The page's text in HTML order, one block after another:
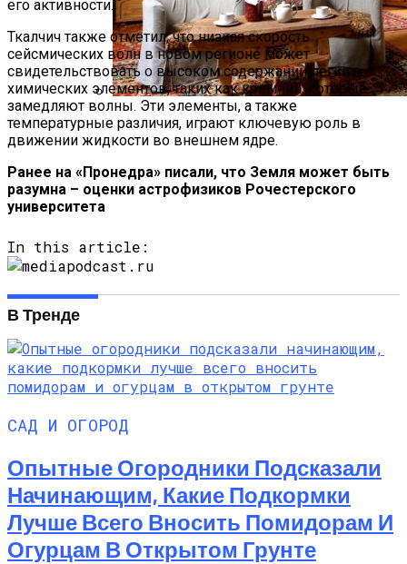
Русский Стиль: Архитектура, Интерьер
И Другие Особенности Этого
его активности.
Ткалчич также отметил, что низкая скорость
сейсмических волн в новом регионе может
свидетельствовать о высоком содержании лёгких
химических элементов, таких как кремний, которые
замедляют волны. Эти элементы, а также
температурные различия, играют ключевую роль в
движении жидкости во внешнем ядре.
Ранее на «Пронедра» писали, что Земля может быть
разумна – оценки астрофизиков Рочестерского
университета
In this article:
В Тренде
САД И ОГОРОД
Опытные Огородники Подсказали
Начинающим, Какие Подкормки
Лучше Всего Вносить Помидорам И
Огурцам В Открытом Грунте